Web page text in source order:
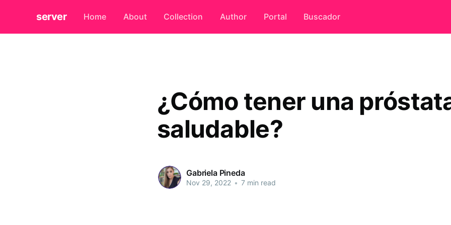
server Home About Collection Author Portal Buscador
¿Cómo tener una
saludable?
Gabriela Pineda
Nov 29, 2022 • 7 min read